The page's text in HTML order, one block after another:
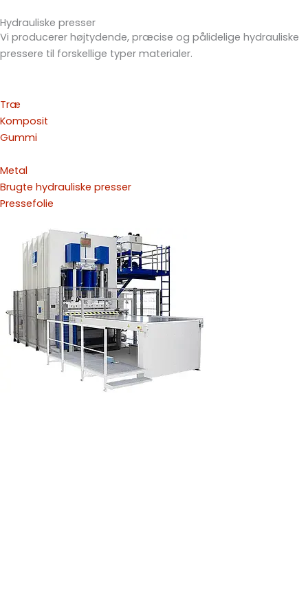
Hydrauliske presser
Vi producerer højtydende, præcise og pålidelige hydrauliske
pressere til forskellige typer materialer.
Træ
Komposit
Gummi
Metal
Brugte hydrauliske presser
Pressefolie